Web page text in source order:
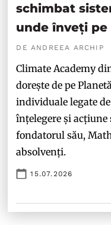
schimbat
unde înveți
DE ANDREEA ARCHIP
Climate Academy
dorește de pe
individuale legate
înțelegere și
fondatorul său,
absolvenți.
15.07.2026